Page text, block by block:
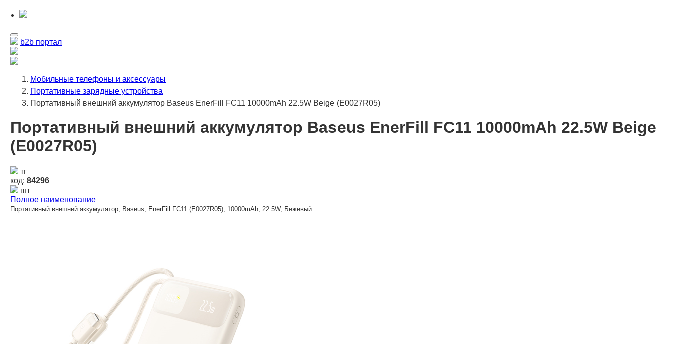
b2b портал
Мобильные телефоны и аксессуары
Портативные зарядные устройства
Портативный внешний аккумулятор Baseus EnerFill FC11 10000mAh 22.5W Beige (E0027R05)
Портативный внешний аккумулятор Baseus EnerFill FC11 10000mAh 22.5W Beige
(E0027R05)
тг
код: 84296
шт
Полное наименование
Портативный внешний аккумулятор, Baseus, EnerFill FC11 (E0027R05), 10000mAh, 22.5W, Бежевый